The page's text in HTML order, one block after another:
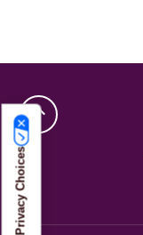
Your Privacy Choices